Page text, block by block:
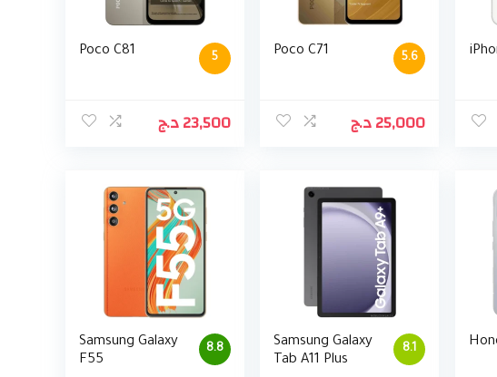
5
Poco C81
23,500د.ج
5.6
Poco C71
25,000د.ج
8.8
Samsung Galaxy
F55
8.1
Samsung Galaxy
Tab A11 Plus